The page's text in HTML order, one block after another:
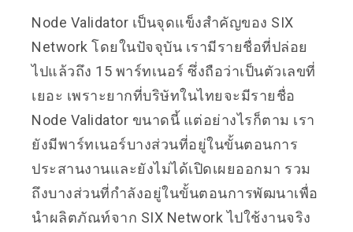
Node Validator เป็นจุดแข็งสำคัญของ SIX
Network โดยในปัจจุบัน เรามีรายชื่อที่ปล่อย
ไปแล้วถึง 15 พาร์ทเนอร์ ซึ่งถือว่าเป็นตัวเลขที่
เยอะ เพราะยากที่บริษัทในไทยจะมีรายชื่อ
Node Validator ขนาดนี้ แต่อย่างไรก็ตาม เรา
ยังมีพาร์ทเนอร์บางส่วนที่อยู่ในขั้นตอนการ
ประสานงานและยังไม่ได้เปิดเผยออกมา รวม
ถึงบางส่วนที่กำลังอยู่ในขั้นตอนการพัฒนาเพื่อ
นำผลิตภัณท์จาก SIX Network ไปใช้งานจริง